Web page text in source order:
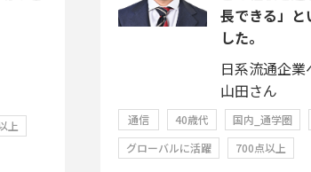
上
長できる」と
した。
日系流通企業
山田さん
通信 40歳代 国内_通学圏
グローバルに活躍
700点以上